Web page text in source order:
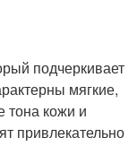
подчеркивает
мягкие,
тона кожи и
привлекательно